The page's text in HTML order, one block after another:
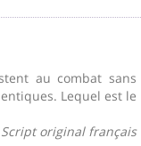
au combat sans
Lequel est le
Script original français